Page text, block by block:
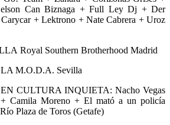
Can Biznaga + Full Ley Dj + Der
+ Lektrono + Nate Cabrera + Uroz
Royal Southern Brotherhood Madrid
M.O.D.A. Sevilla
CULTURA INQUIETA: Nacho Vegas
Camila Moreno + El mató a un policía
Plaza de Toros (Getafe)